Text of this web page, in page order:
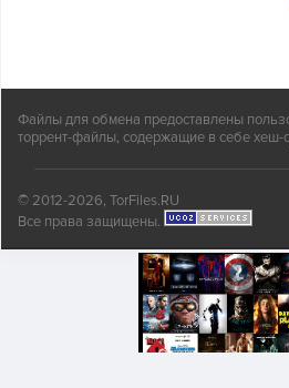
Файлы для обмена предоставлены
торрент-файлы, содержащие в себе хеш-
© 2012-2026, TorFiles.RU
Все права защищены.